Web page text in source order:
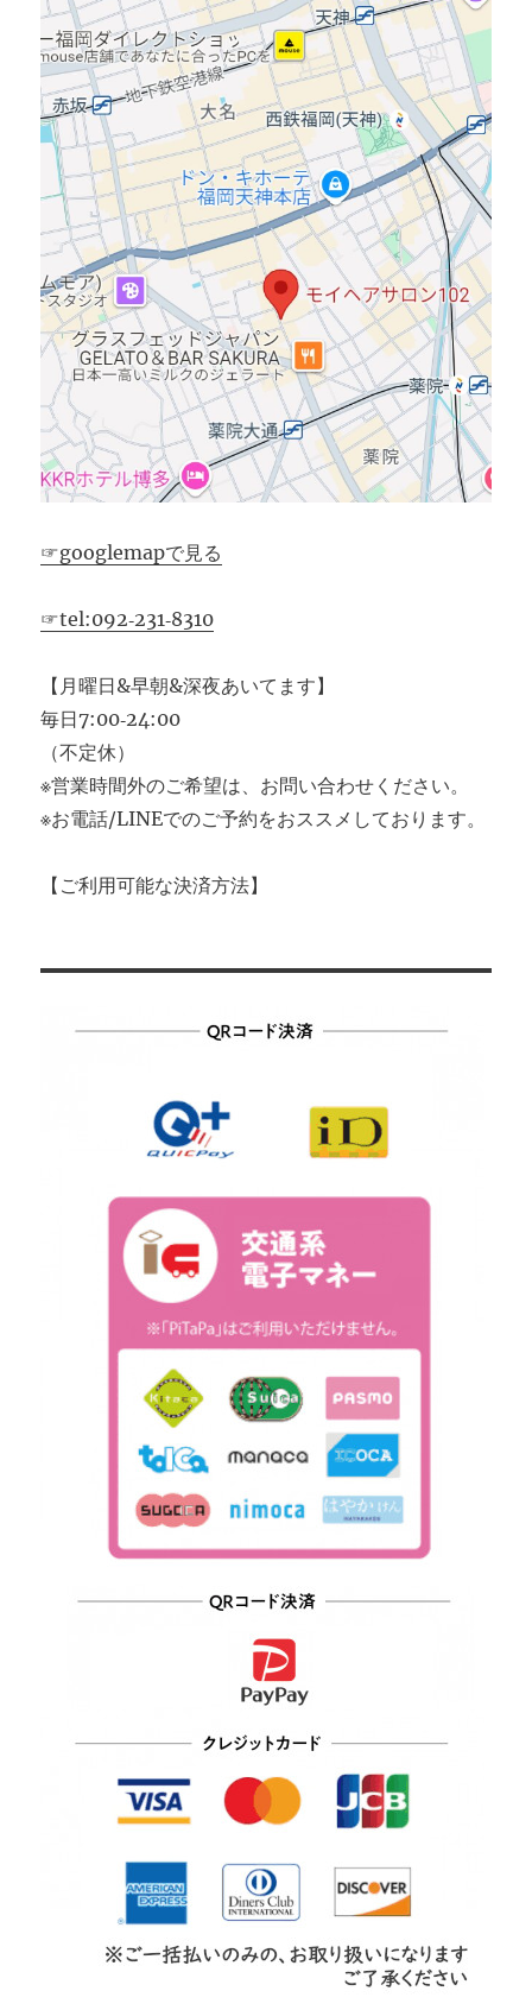
☞googlemapで見る
☞tel:092‐231‐8310
【月曜日&早朝&深夜あいてます】
毎日7:00‐24:00
（不定休）
※営業時間外のご希望は、お問い合わせください。
※お電話/LINEでのご予約をおススメしております。
【ご利用可能な決済方法】